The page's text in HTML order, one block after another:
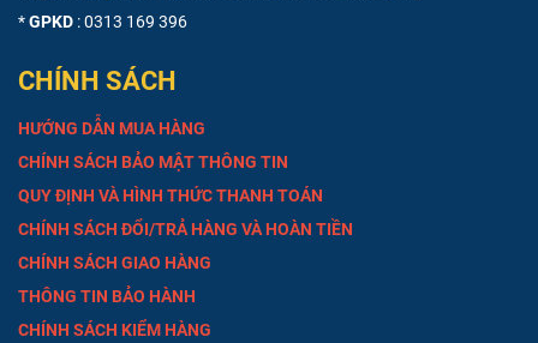
*GPKD : 0313 169 396
CHÍNH SÁCH
HƯỚNG DẪN MUA HÀNG
CHÍNH SÁCH BẢO MẬT THÔNG TIN
QUY ĐỊNH VÀ HÌNH THỨC THANH TOÁN
CHÍNH SÁCH ĐỔI/TRẢ HÀNG VÀ HOÀN TIỀN
CHÍNH SÁCH GIAO HÀNG
THÔNG TIN BẢO HÀNH
CHÍNH SÁCH KIỂM HÀNG